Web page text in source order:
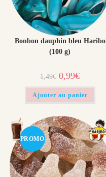
Bonbon dauphin bleu Haribo
(100 g)
1,49€ Le
prix
initial
était :
0,99€Le
prix
actuel
est :
Ajouter au panier
PROMO
!